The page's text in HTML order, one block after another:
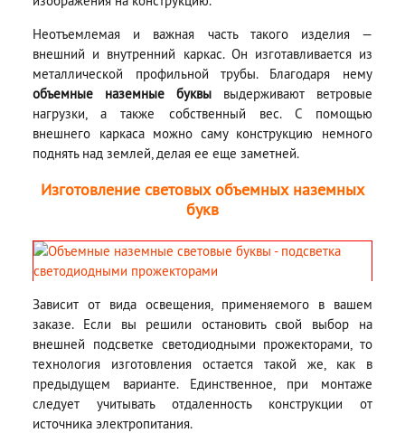
Неотъемлемая и важная часть такого изделия —
внешний и внутренний каркас. Он изготавливается из
металлической профильной трубы. Благодаря нему
объемные наземные буквы выдерживают ветровые
нагрузки, а также собственный вес. С помощью
внешнего каркаса можно саму конструкцию немного
поднять над землей, делая ее еще заметней.
Изготовление световых объемных наземных
букв
Зависит от вида освещения, применяемого в вашем
заказе. Если вы решили остановить свой выбор на
внешней подсветке светодиодными прожекторами, то
технология изготовления остается такой же, как в
предыдущем варианте. Единственное, при монтаже
следует учитывать отдаленность конструкции от
источника электропитания.